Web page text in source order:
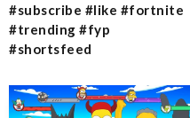
#subscribe #like #fortnite
#trending #fyp
#shortsfeed